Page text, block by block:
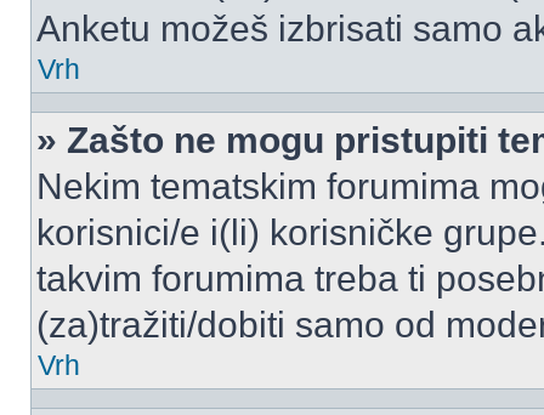
Anketu možeš izbrisati samo
Vrh
» Zašto ne mogu pristupiti
Nekim tematskim forumima
korisnici/e i(li) korisničke
takvim forumima treba ti
(za)tražiti/dobiti samo od
Vrh